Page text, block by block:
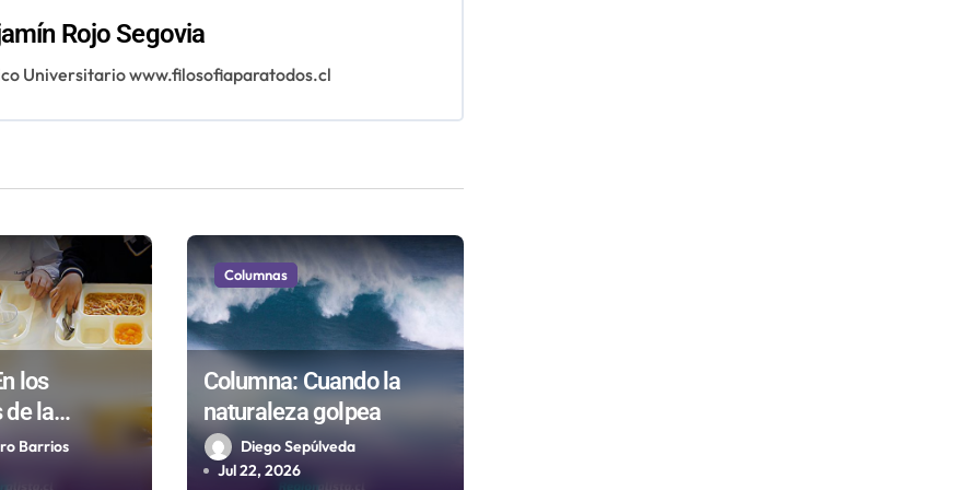
Rojo Segovia
Universitario www.filosofiaparatodos.cl
los
de la
no
ni
Barrios
Columnas
Columna: Cuando la
naturaleza golpea
Diego Sepúlveda
Jul 22, 2026